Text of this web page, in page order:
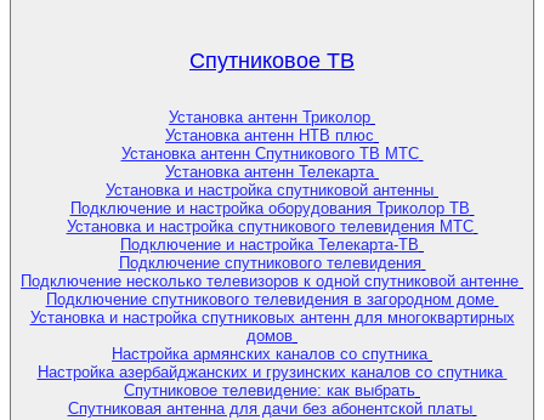
Спутниковое ТВ
Установка антенн Триколор
Установка антенн НТВ плюс
Установка антенн Спутникового ТВ МТС
Установка антенн Телекарта
Установка и настройка спутниковой антенны
Подключение и настройка оборудования Триколор ТВ
Установка и настройка спутникового телевидения МТС
Подключение и настройка Телекарта-ТВ
Подключение спутникового телевидения
Подключение несколько телевизоров к одной спутниковой антенне
Подключение спутникового телевидения в загородном доме
Установка и настройка спутниковых антенн для многоквартирных
домов
Настройка армянских каналов со спутника
Настройка азербайджанских и грузинских каналов со спутника
Спутниковое телевидение: как выбрать
Спутниковая антенна для дачи без абонентской платы